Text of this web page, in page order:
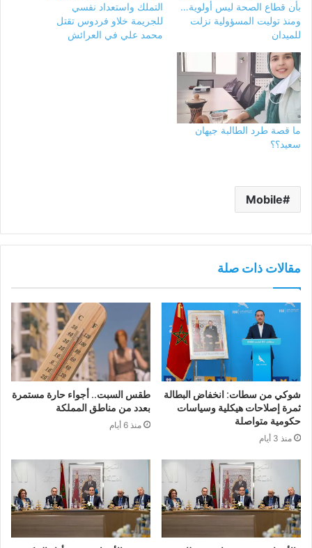
بأن قطاع الصحة ليس أولوية…
ومنذ توليت المسؤولية نزلت
للميدان
التملك واستعداد نفسي
للجريمة خلاو فردوس تقتل
محمد علي في العرائش
ما قصة طرد الطالبة جيهان
سعيد؟؟
Mobile
مقالات ذات صلة
شوكي من سطات: انخفاض البطالة
ثمرة إصلاحات هيكلية وسياسات
حكومية متواصلة
منذ 3 أيام
طقس السبت.. أجواء حارة مستمرة
بعدد من مناطق المملكة
منذ 6 أيام